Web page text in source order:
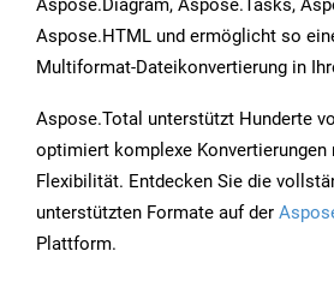
Aspose.Diagram, Aspose.Tasks,
Aspose.HTML und ermöglicht so
Multiformat-Dateikonvertierung in
Aspose.Total unterstützt Hunderte
optimiert komplexe
Flexibilität. Entdecken Sie die
unterstützten Formate auf der
Plattform.